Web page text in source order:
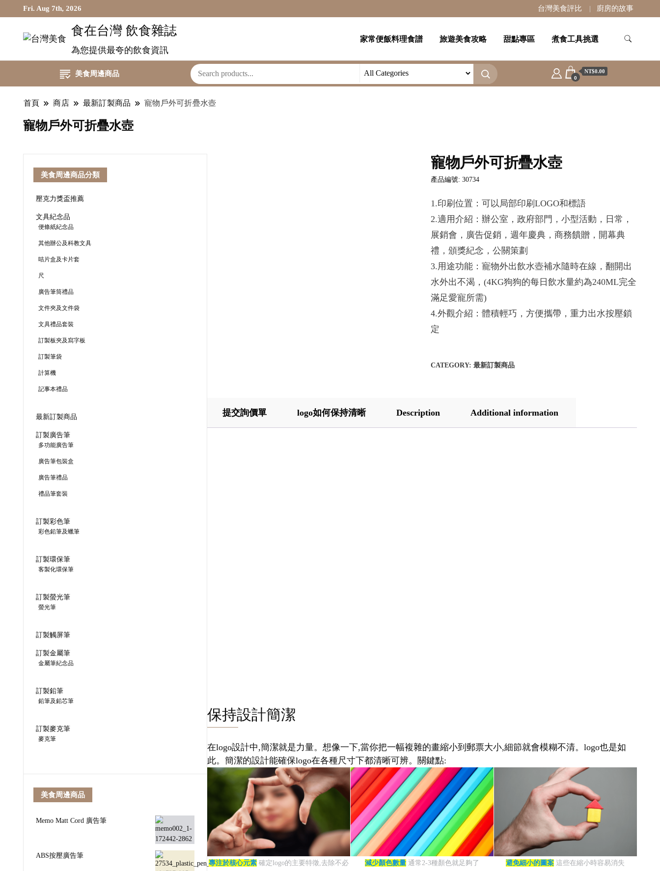
Fri. Aug 7th, 2026 台灣美食評比 廚房的故事
食在台灣 飲食雜誌
為您提供最夸的飲食資訊
家常便飯料理食譜 旅遊美食攻略 甜點專區 煮食工具挑選
美食周邊商品 0
NT$0.00
首頁 商店 最新訂製商品 寵物戶外可折疊水壺
寵物戶外可折疊水壺
寵物戶外可折疊水壺
產品編號: 30734
1.印刷位置：可以局部印刷LOGO和標語
2.適用介紹：辦公室，政府部門，小型活動，日常，
展銷會，廣告促銷，週年慶典，商務饋贈，開幕典
禮，頒獎紀念，公關策劃
3.用途功能：寵物外出飲水壺補水隨時在線，翻開出
水外出不渴，(4KG狗狗的每日飲水量約為240ML完全
滿足愛寵所需)
4.外觀介紹：體積輕巧，方便攜帶，重力出水按壓鎖
定
CATEGORY: 最新訂製商品
提交詢價單 logo如何保持清晰 Description Additional information
保持設計簡潔
在logo設計中,簡潔就是力量。想像一下,當你把一幅複雜的畫縮小到郵票大小,細節就會模糊不清。logo也是如
此。簡潔的設計能確保logo在各種尺寸下都清晰可辨。關鍵點:
專注於核心元素 確定logo的主要特徵,去除不必
減少顏色數量 通常2-3種顏色就足夠了 避免細小的圖案 這些在縮小時容易消失
美食周邊商品分類
壓克力獎盃推薦
文具紀念品
便條紙紀念品
其他辦公及科教文具
咭片盒及卡片套
尺
廣告筆筒禮品
文件夾及文件袋
文具禮品套裝
訂製板夾及寫字板
訂製筆袋
計算機
記事本禮品
最新訂製商品
訂製廣告筆
多功能廣告筆
廣告筆包裝盒
廣告筆禮品
禮品筆套裝
訂製彩色筆
彩色鉛筆及蠟筆
訂製環保筆
客製化環保筆
訂製螢光筆
螢光筆
訂製觸屏筆
訂製金屬筆
金屬筆紀念品
訂製鉛筆
鉛筆及鉛芯筆
訂製麥克筆
麥克筆
美食周邊商品
Memo Matt Cord 廣告筆
ABS按壓廣告筆